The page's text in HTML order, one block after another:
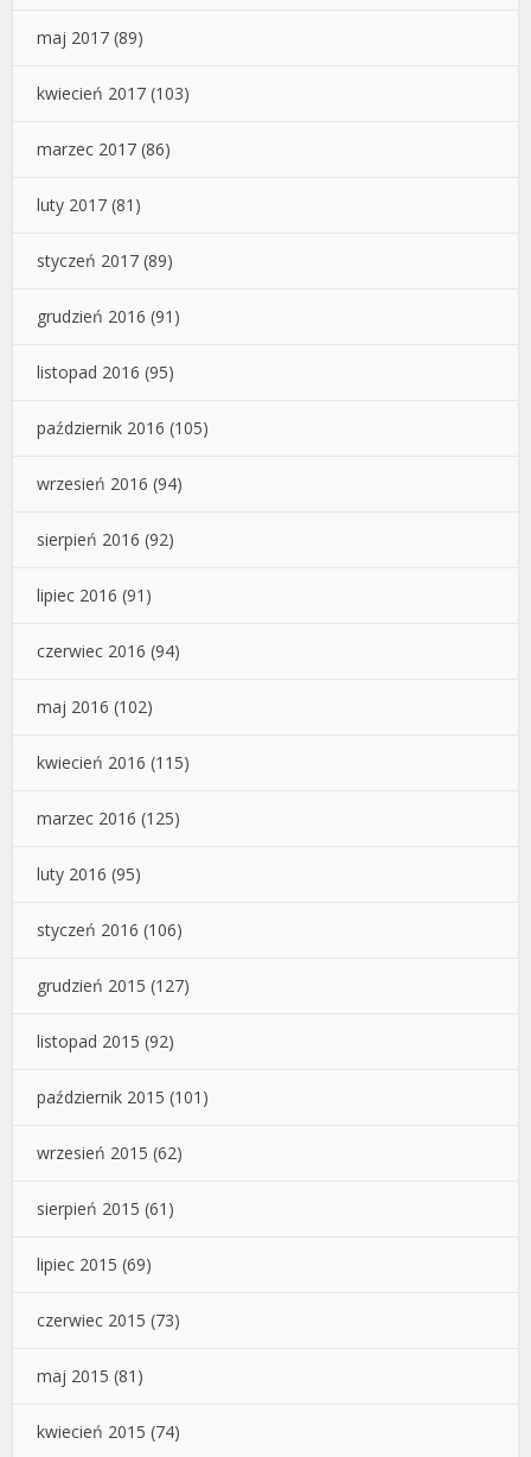
maj 2017 (89)
kwiecień 2017 (103)
marzec 2017 (86)
luty 2017 (81)
styczeń 2017 (89)
grudzień 2016 (91)
listopad 2016 (95)
październik 2016 (105)
wrzesień 2016 (94)
sierpień 2016 (92)
lipiec 2016 (91)
czerwiec 2016 (94)
maj 2016 (102)
kwiecień 2016 (115)
marzec 2016 (125)
luty 2016 (95)
styczeń 2016 (106)
grudzień 2015 (127)
listopad 2015 (92)
październik 2015 (101)
wrzesień 2015 (62)
sierpień 2015 (61)
lipiec 2015 (69)
czerwiec 2015 (73)
maj 2015 (81)
kwiecień 2015 (74)